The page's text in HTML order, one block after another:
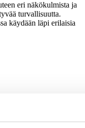
eri näkökulmista ja
turvallisuutta.
käydään läpi erilaisia